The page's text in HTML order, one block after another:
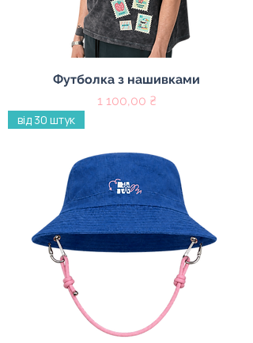
Футболка з нашивками
Цена
1 100,00 ₴
від 30 штук